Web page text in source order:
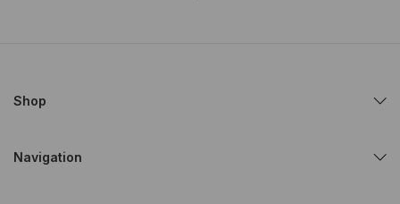
Shop
Navigation